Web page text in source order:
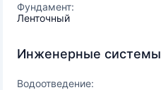
Фундамент:
Ленточный
Инженерные системы
Водоотведение: